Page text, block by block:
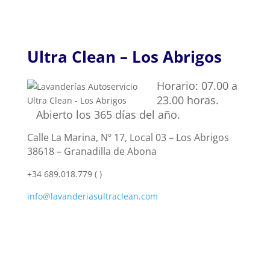
Ultra Clean – Los Abrigos
Horario: 07.00 a
23.00 horas.
Abierto los 365 días del año.
Calle La Marina, Nº 17, Local 03 – Los Abrigos
38618 – Granadilla de Abona
+34 689.018.779 ( )
info@lavanderiasultraclean.com